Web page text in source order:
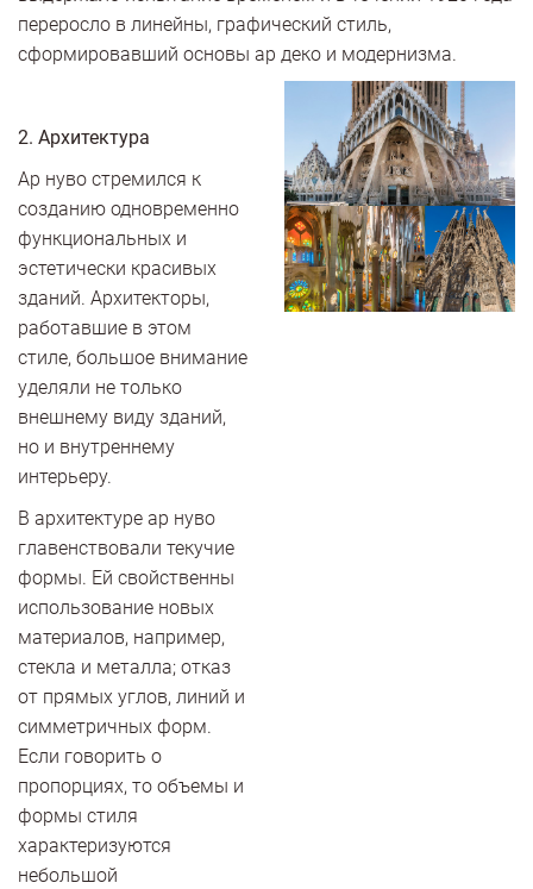
переросло в линейны, графический стиль,
сформировавший основы ар деко и модернизма.
2. Архитектура
Ар нуво стремился к
созданию одновременно
функциональных и
эстетически красивых
зданий. Архитекторы,
работавшие в этом
стиле, большое внимание
уделяли не только
внешнему виду зданий,
но и внутреннему
интерьеру.
В архитектуре ар нуво
главенствовали текучие
формы. Ей свойственны
использование новых
материалов, например,
стекла и металла; отказ
от прямых углов, линий и
симметричных форм.
Если говорить о
пропорциях, то объемы и
формы стиля
характеризуются
небольшой